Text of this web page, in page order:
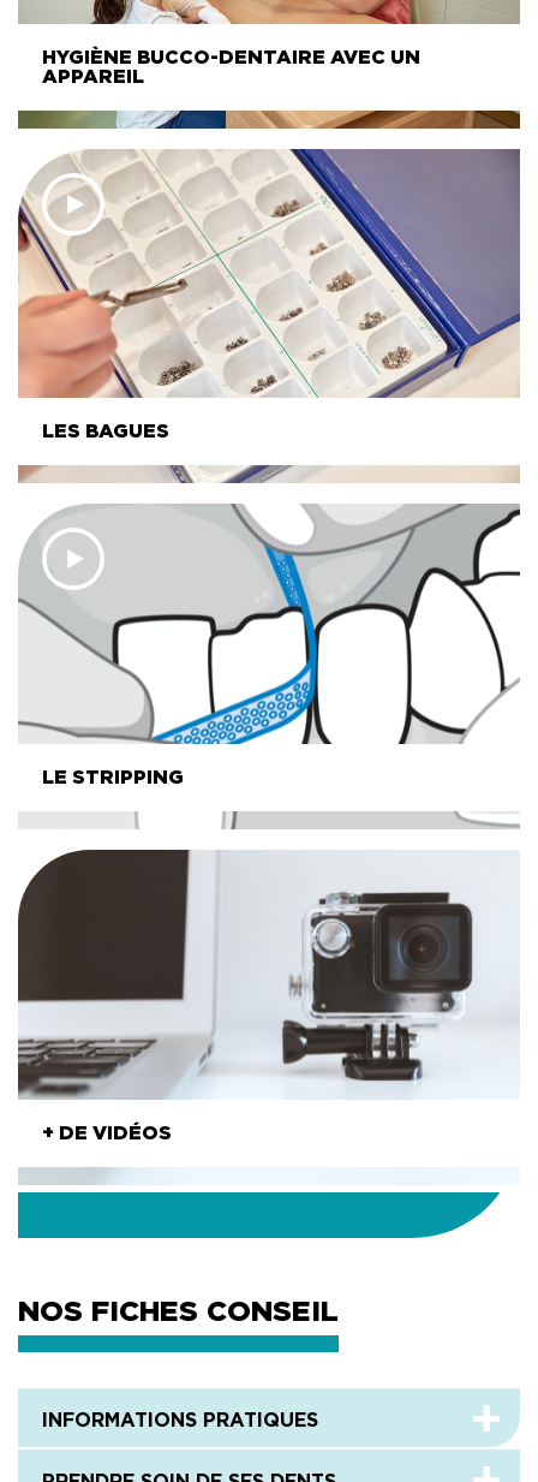
HYGIÈNE BUCCO-DENTAIRE AVEC UN
APPAREIL
LES BAGUES
LE STRIPPING
+ DE VIDÉOS
NOS FICHES CONSEIL
INFORMATIONS PRATIQUES